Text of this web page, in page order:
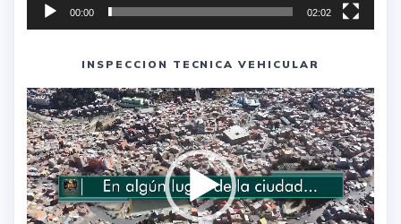
00:00 02:02
INSPECCION TECNICA VEHICULAR
Reproductor
de
vídeo